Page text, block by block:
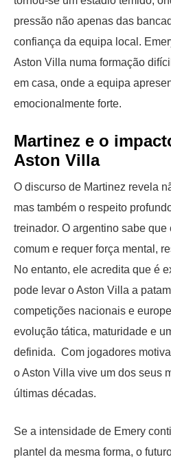
pressão não apenas das
confiança da equipa local.
Aston Villa numa formação
em casa, onde a equipa
emocionalmente forte.
Martinez e o
Aston Villa
O discurso de Martinez revela
mas também o respeito
treinador. O argentino sabe
comum e requer força mental,
No entanto, ele acredita que é
pode levar o Aston Villa a
competições nacionais e
evolução tática, maturidade e
definida. Com jogadores
o Aston Villa vive um dos seus
últimas décadas.
Se a intensidade de Emery
plantel da mesma forma, o